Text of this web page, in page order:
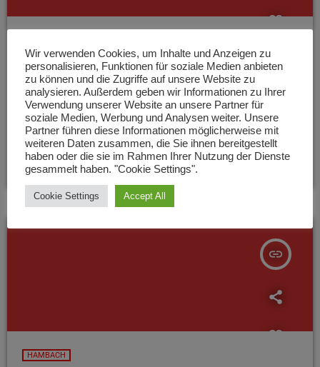
Neue Termine für Pflanzaktion
„Stadtwald“ im Bereich Hohe Loog
Die Pflanzaktion „Stadtwald“ in Hambach muss nachgeholt
werden. Die für vergangenen Samstag angesetzte
Baumpflanzaktion im Bereich Hohe Loog ist für den
kommenden Freitag und Samstag neu terminiert. Auf
ANTENNE-Nachfrage, Olaf Bergmann vom BUND Neustadt:
today 5. DEZEMBER 2022 76 1 2
insert_link
HAMBACH
Wir verwenden Cookies, um Inhalte und Anzeigen zu
personalisieren, Funktionen für soziale Medien anbieten
zu können und die Zugriffe auf unsere Website zu
analysieren. Außerdem geben wir Informationen zu Ihrer
Verwendung unserer Website an unsere Partner für
soziale Medien, Werbung und Analysen weiter. Unsere
Partner führen diese Informationen möglicherweise mit
weiteren Daten zusammen, die Sie ihnen bereitgestellt
haben oder die sie im Rahmen Ihrer Nutzung der Dienste
gesammelt haben. "Cookie Settings".
Cookie Settings Accept All